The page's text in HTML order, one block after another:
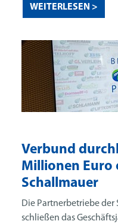
Verbund
Millionen Euro
Schallmauer
Die Partnerbetriebe der
schließen das
WEITERLESEN >